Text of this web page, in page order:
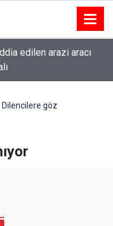
edilen arazi aracı
Dilencilere göz